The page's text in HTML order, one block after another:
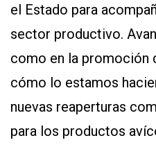
el Estado para
sector productivo.
como en la promoción
cómo lo estamos
nuevas reaperturas
para los productos